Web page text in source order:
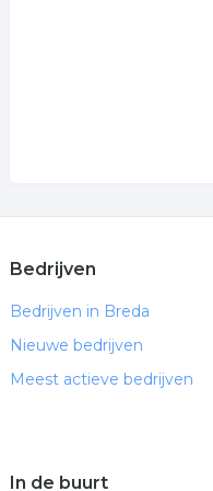
Bedrijven
Bedrijven in Breda
Nieuwe bedrijven
Meest actieve bedrijven
In de buurt